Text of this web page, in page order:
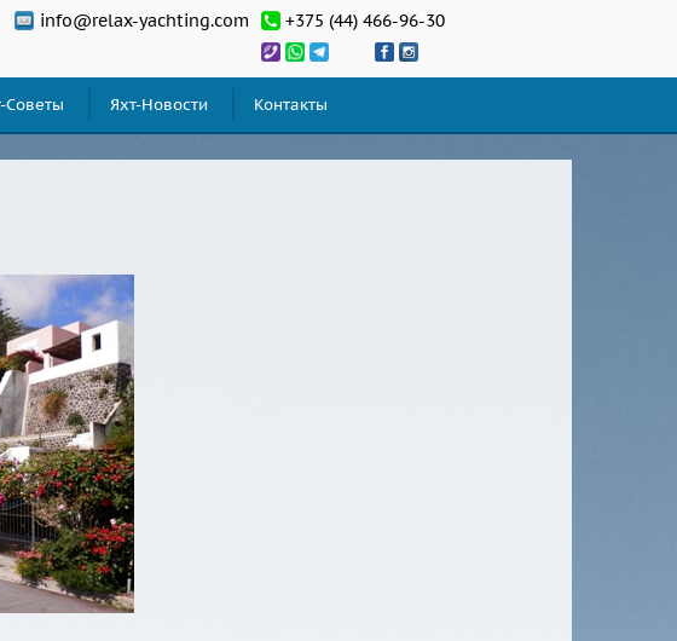
+375 (44) 466-96-30
info@relax-yachting.com
Советы Яхт-Новости Контакты